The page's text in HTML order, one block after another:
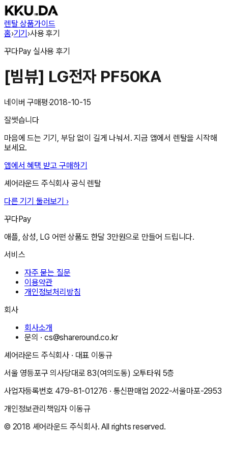
렌탈 상품가이드
홈›기기›사용 후기
꾸다Pay 실사용 후기
[빔뷰] LG전자 PF50KA
네이버 구매평·2018-10-15
잘썻습니다
마음에 드는 기기, 부담 없이 길게 나눠서. 지금 앱에서 렌탈을 시작해
보세요.
앱에서 혜택 받고 구매하기
셰어라운드 주식회사 공식 렌탈
다른 기기 둘러보기 ›
꾸다Pay
애플, 삼성, LG 어떤 상품도 한달 3만원으로 만들어 드립니다.
서비스
자주 묻는 질문
이용약관
개인정보처리방침
회사
회사소개
문의 ·cs@shareround.co.kr
셰어라운드 주식회사 · 대표 이동규
서울 영등포구 의사당대로 83(여의도동) 오투타워 5층
사업자등록번호 479-81-01276 · 통신판매업2022-서울마포-2953
개인정보관리책임자 이동규
© 2018 셰어라운드 주식회사. All rights reserved.